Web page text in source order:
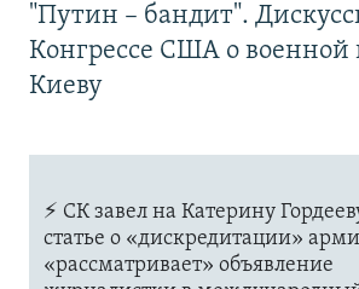
"Путин – бандит".
Конгрессе США о
Киеву